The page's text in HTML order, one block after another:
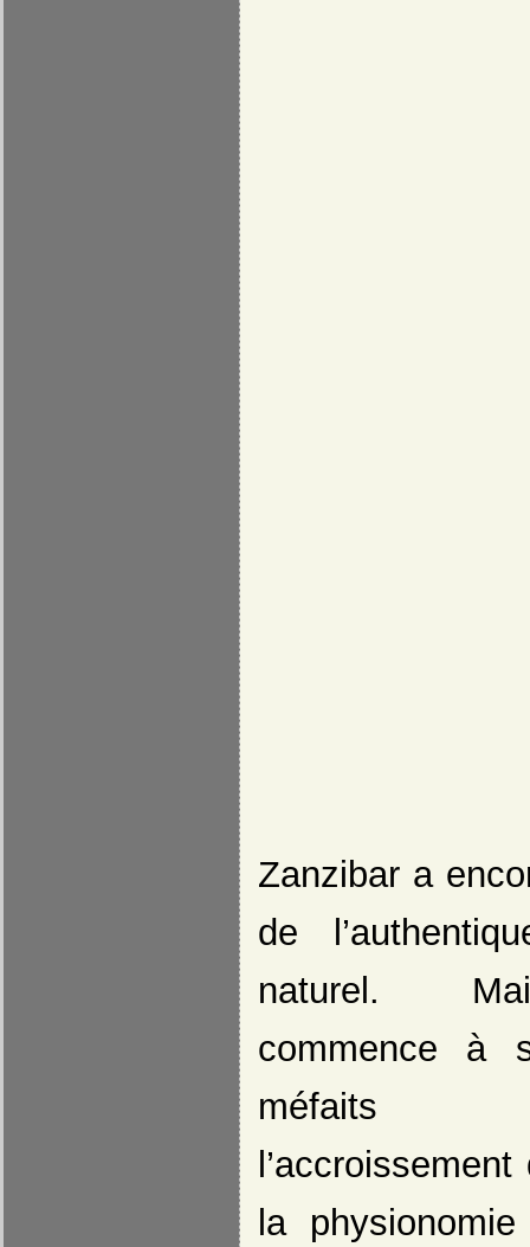
Zanzibar a
de
naturel.
commence à
la